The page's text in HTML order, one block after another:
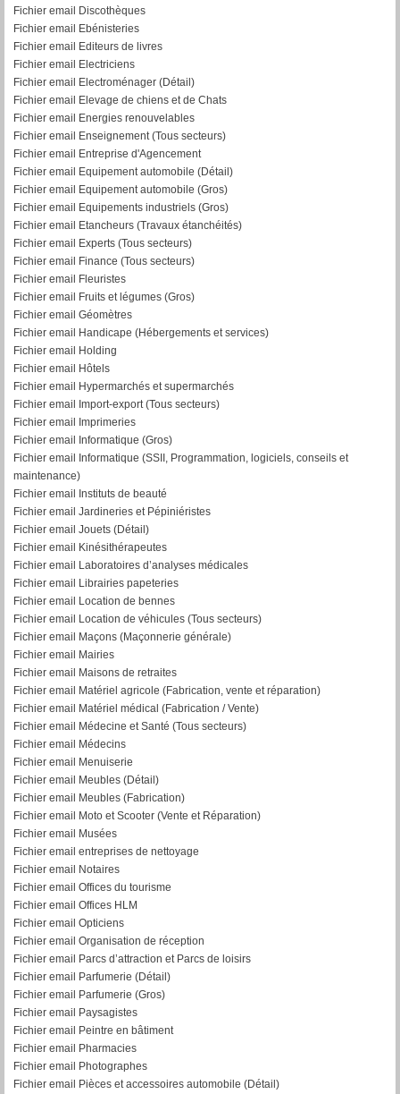
Fichier email Discothèques
Fichier email Ebénisteries
Fichier email Editeurs de livres
Fichier email Electriciens
Fichier email Electroménager (Détail)
Fichier email Elevage de chiens et de Chats
Fichier email Energies renouvelables
Fichier email Enseignement (Tous secteurs)
Fichier email Entreprise d'Agencement
Fichier email Equipement automobile (Détail)
Fichier email Equipement automobile (Gros)
Fichier email Equipements industriels (Gros)
Fichier email Etancheurs (Travaux étanchéités)
Fichier email Experts (Tous secteurs)
Fichier email Finance (Tous secteurs)
Fichier email Fleuristes
Fichier email Fruits et légumes (Gros)
Fichier email Géomètres
Fichier email Handicape (Hébergements et services)
Fichier email Holding
Fichier email Hôtels
Fichier email Hypermarchés et supermarchés
Fichier email Import-export (Tous secteurs)
Fichier email Imprimeries
Fichier email Informatique (Gros)
Fichier email Informatique (SSII, Programmation, logiciels, conseils et
maintenance)
Fichier email Instituts de beauté
Fichier email Jardineries et Pépiniéristes
Fichier email Jouets (Détail)
Fichier email Kinésithérapeutes
Fichier email Laboratoires d’analyses médicales
Fichier email Librairies papeteries
Fichier email Location de bennes
Fichier email Location de véhicules (Tous secteurs)
Fichier email Maçons (Maçonnerie générale)
Fichier email Mairies
Fichier email Maisons de retraites
Fichier email Matériel agricole (Fabrication, vente et réparation)
Fichier email Matériel médical (Fabrication / Vente)
Fichier email Médecine et Santé (Tous secteurs)
Fichier email Médecins
Fichier email Menuiserie
Fichier email Meubles (Détail)
Fichier email Meubles (Fabrication)
Fichier email Moto et Scooter (Vente et Réparation)
Fichier email Musées
Fichier email entreprises de nettoyage
Fichier email Notaires
Fichier email Offices du tourisme
Fichier email Offices HLM
Fichier email Opticiens
Fichier email Organisation de réception
Fichier email Parcs d’attraction et Parcs de loisirs
Fichier email Parfumerie (Détail)
Fichier email Parfumerie (Gros)
Fichier email Paysagistes
Fichier email Peintre en bâtiment
Fichier email Pharmacies
Fichier email Photographes
Fichier email Pièces et accessoires automobile (Détail)